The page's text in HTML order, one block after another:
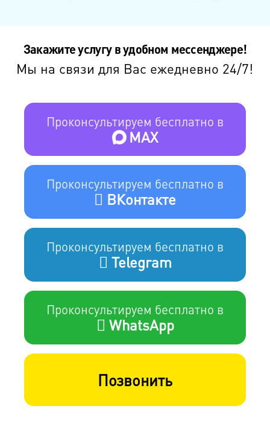
Закажите услугу в удобном мессенджере!
Мы на связи для Вас ежедневно 24/7!
Проконсультируем бесплатно в
MAX
Проконсультируем бесплатно в
ВКонтакте
Проконсультируем бесплатно в
Telegram
Проконсультируем бесплатно в
WhatsApp
Позвонить